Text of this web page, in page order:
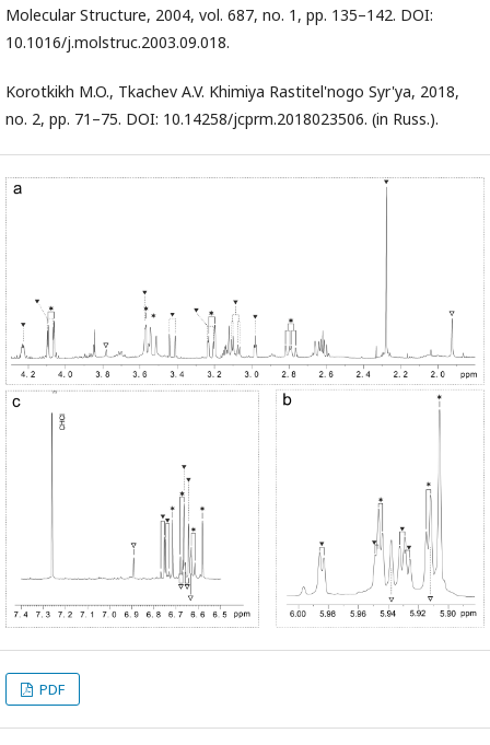
Molecular Structure, 2004, vol. 687, no. 1, pp. 135–142. DOI:
10.1016/j.molstruc.2003.09.018.
Korotkikh M.O., Tkachev A.V. Khimiya Rastitel'nogo Syr'ya, 2018,
no. 2, pp. 71–75. DOI: 10.14258/jcprm.2018023506. (in Russ.).
PDF